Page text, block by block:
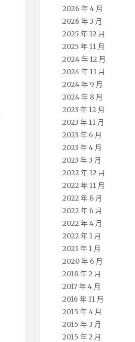
2026 年 4 月
2026 年 3 月
2025 年 12 月
2025 年 11 月
2024 年 12 月
2024 年 11 月
2024 年 9 月
2024 年 8 月
2023 年 12 月
2023 年 11 月
2023 年 6 月
2023 年 4 月
2023 年 3 月
2022 年 12 月
2022 年 11 月
2022 年 8 月
2022 年 6 月
2022 年 4 月
2022 年 1 月
2021 年 1 月
2020 年 6 月
2018 年 2 月
2017 年 4 月
2016 年 11 月
2015 年 4 月
2015 年 3 月
2015 年 2 月